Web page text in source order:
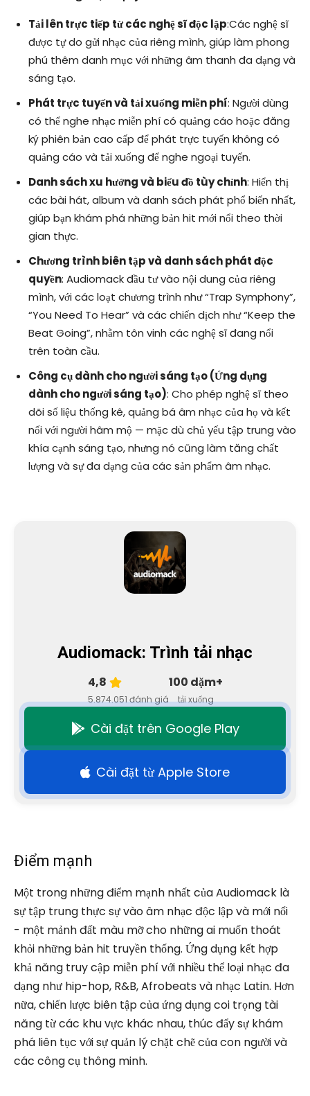
Tải lên trực tiếp từ các nghệ sĩ độc lập:Các nghệ sĩ
được tự do gửi nhạc của riêng mình, giúp làm phong
phú thêm danh mục với những âm thanh đa dạng và
sáng tạo.
Phát trực tuyến và tải xuống miễn phí: Người dùng
có thể nghe nhạc miễn phí có quảng cáo hoặc đăng
ký phiên bản cao cấp để phát trực tuyến không có
quảng cáo và tải xuống để nghe ngoại tuyến.
Danh sách xu hướng và biểu đồ tùy chỉnh: Hiển thị
các bài hát, album và danh sách phát phổ biến nhất,
giúp bạn khám phá những bản hit mới nổi theo thời
gian thực.
Chương trình biên tập và danh sách phát độc
quyền: Audiomack đầu tư vào nội dung của riêng
mình, với các loạt chương trình như “Trap Symphony”,
“You Need To Hear” và các chiến dịch như “Keep the
Beat Going”, nhằm tôn vinh các nghệ sĩ đang nổi
trên toàn cầu.
Công cụ dành cho người sáng tạo (Ứng dụng
dành cho người sáng tạo): Cho phép nghệ sĩ theo
dõi số liệu thống kê, quảng bá âm nhạc của họ và kết
nối với người hâm mộ — mặc dù chủ yếu tập trung vào
khía cạnh sáng tạo, nhưng nó cũng làm tăng chất
lượng và sự đa dạng của các sản phẩm âm nhạc.
Audiomack: Trình tải nhạc
4,8
5.874.051 đánh giá
100 dặm+
tải xuống
Cài đặt trên Google Play
Cài đặt từ Apple Store
Điểm mạnh
Một trong những điểm mạnh nhất của Audiomack là
sự tập trung thực sự vào âm nhạc độc lập và mới nổi
- một mảnh đất màu mỡ cho những ai muốn thoát
khỏi những bản hit truyền thống. Ứng dụng kết hợp
khả năng truy cập miễn phí với nhiều thể loại nhạc đa
dạng như hip-hop, R&B, Afrobeats và nhạc Latin. Hơn
nữa, chiến lược biên tập của ứng dụng coi trọng tài
năng từ các khu vực khác nhau, thúc đẩy sự khám
phá liên tục với sự quản lý chặt chẽ của con người và
các công cụ thông minh.